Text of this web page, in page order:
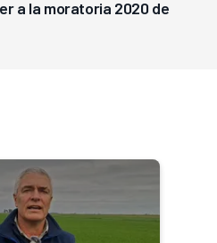
a la moratoria 2020 de